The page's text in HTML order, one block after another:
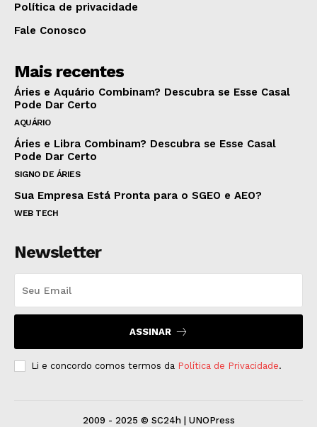
Política de privacidade
Fale Conosco
Mais recentes
Áries e Aquário Combinam? Descubra se Esse Casal
Pode Dar Certo
AQUÁRIO
Áries e Libra Combinam? Descubra se Esse Casal
Pode Dar Certo
SIGNO DE ÁRIES
Sua Empresa Está Pronta para o SGEO e AEO?
WEB TECH
Newsletter
ASSINAR
Li e concordo comos termos da Política de Privacidade.
2009 - 2025 © SC24h | UNOPress